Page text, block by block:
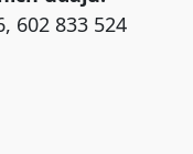
602 833 524